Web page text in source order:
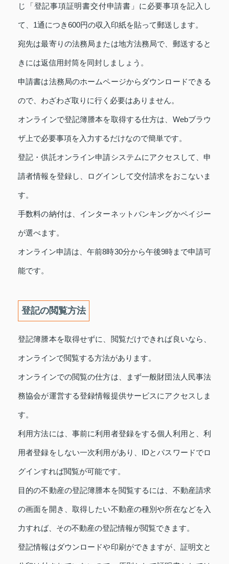
じ「登記事項証明書交付申請書」に必要事項を記入し
て、1通につき600円の収入印紙を貼って郵送します。
宛先は最寄りの法務局または地方法務局で、郵送すると
きには返信用封筒を同封しましょう。
申請書は法務局のホームページからダウンロードできる
ので、わざわざ取りに行く必要はありません。
オンラインで登記簿謄本を取得する仕方は、Webブラウ
ザ上で必要事項を入力するだけなので簡単です。
登記・供託オンライン申請システムにアクセスして、申
請者情報を登録し、ログインして交付請求をおこないま
す。
手数料の納付は、インターネットバンキングかペイジー
が選べます。
オンライン申請は、午前8時30分から午後9時まで申請可
能です。
登記の閲覧方法
登記簿謄本を取得せずに、閲覧だけできれば良いなら、
オンラインで閲覧する方法があります。
オンラインでの閲覧の仕方は、まず一般財団法人民事法
務協会が運営する登録情報提供サービスにアクセスしま
す。
利用方法には、事前に利用者登録をする個人利用と、利
用者登録をしない一次利用があり、IDとパスワードでロ
グインすれば閲覧が可能です。
目的の不動産の登記簿謄本を閲覧するには、不動産請求
の画面を開き、取得したい不動産の種別や所在などを入
力すれば、その不動産の登記情報が閲覧できます。
登記情報はダウンロードや印刷ができますが、証明文と